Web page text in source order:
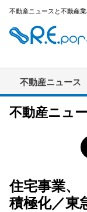
不動産ニュースと不動産
不動産ニュース
不動産ニュ
住宅事業、
積極化／東